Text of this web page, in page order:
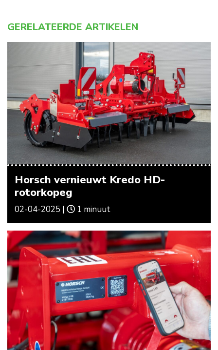
GERELATEERDE ARTIKELEN
Horsch vernieuwt Kredo HD-
rotorkopeg
02-04-2025 | 1 minuut